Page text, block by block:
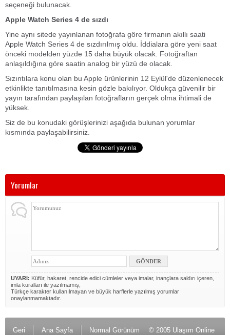
seçeneği bulunacak.
Apple Watch Series 4 de sızdı
Yine aynı sitede yayınlanan fotoğrafa göre firmanın akıllı saati
Apple Watch Series 4 de sızdırılmış oldu. İddialara göre yeni saat
önceki modelden yüzde 15 daha büyük olacak. Fotoğraftan
anlaşıldığına göre saatin analog bir yüzü de olacak.
Sızıntılara konu olan bu Apple ürünlerinin 12 Eylül'de düzenlenecek
etkinlikte tanıtılmasına kesin gözle bakılıyor. Oldukça güvenilir bir
yayın tarafından paylaşılan fotoğrafların gerçek olma ihtimali de
yüksek.
Siz de bu konudaki görüşlerinizi aşağıda bulunan yorumlar
kısmında paylaşabilirsiniz.
Yorumlar
UYARI: Küfür, hakaret, rencide edici cümleler veya imalar, inançlara saldırı içeren,
imla kuralları ile yazılmamış,
Türkçe karakter kullanılmayan ve büyük harflerle yazılmış yorumlar
onaylanmamaktadır.
Geri Ana Sayfa Normal Görünüm © 2005 Ulaşım Online